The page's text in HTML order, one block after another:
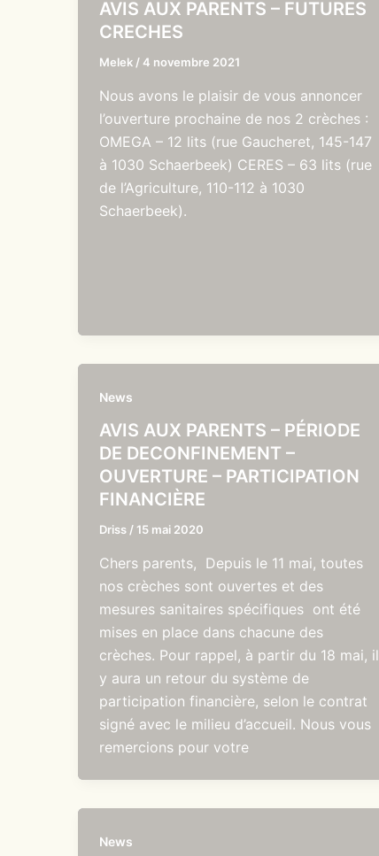
AVIS AUX PARENTS – FUTURES
CRECHES
Melek /4 novembre 2021
Nous avons le plaisir de vous annoncer
l’ouverture prochaine de nos 2 crèches :
OMEGA – 12 lits (rue Gaucheret, 145-147
à 1030 Schaerbeek) CERES – 63 lits (rue
de l’Agriculture, 110-112 à 1030
Schaerbeek).
News
AVIS AUX PARENTS – PÉRIODE
DE DECONFINEMENT –
OUVERTURE – PARTICIPATION
FINANCIÈRE
Driss / 15 mai 2020
Chers parents, Depuis le 11 mai, toutes
nos crèches sont ouvertes et des
mesures sanitaires spécifiques ont été
mises en place dans chacune des
crèches. Pour rappel, à partir du 18 mai, il
y aura un retour du système de
participation financière, selon le contrat
signé avec le milieu d’accueil. Nous vous
remercions pour votre
News